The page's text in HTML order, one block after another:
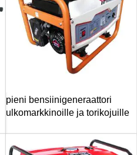
pieni bensiinigeneraattori
ulkomarkkinoille ja torikojuille